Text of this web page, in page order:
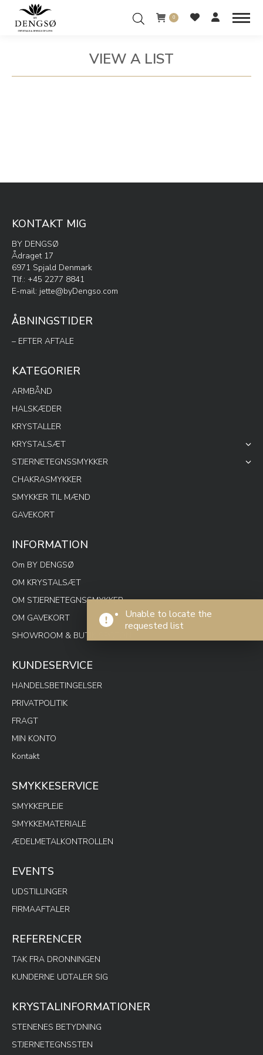
0
VIEW A LIST
You are here:
Unable to locate the
requested list
KONTAKT MIG
BY DENGSØ
Ådraget 17
6971 Spjald Denmark
Tlf.: +45 2277 8841
E-mail: jette@byDengso.com
ÅBNINGSTIDER
– EFTER AFTALE
KATEGORIER
ARMBÅND
HALSKÆDER
KRYSTALLER
KRYSTALSÆT
STJERNETEGNSSMYKKER
CHAKRASMYKKER
SMYKKER TIL MÆND
GAVEKORT
INFORMATION
Om BY DENGSØ
OM KRYSTALSÆT
OM STJERNETEGNSSMYKKER
OM GAVEKORT
SHOWROOM & BUTIK SPOTON
KUNDESERVICE
HANDELSBETINGELSER
PRIVATPOLITIK
FRAGT
MIN KONTO
Kontakt
SMYKKESERVICE
SMYKKEPLEJE
SMYKKEMATERIALE
ÆDELMETALKONTROLLEN
EVENTS
UDSTILLINGER
FIRMAAFTALER
REFERENCER
TAK FRA DRONNINGEN
KUNDERNE UDTALER SIG
KRYSTALINFORMATIONER
STENENES BETYDNING
STJERNETEGNSSTEN